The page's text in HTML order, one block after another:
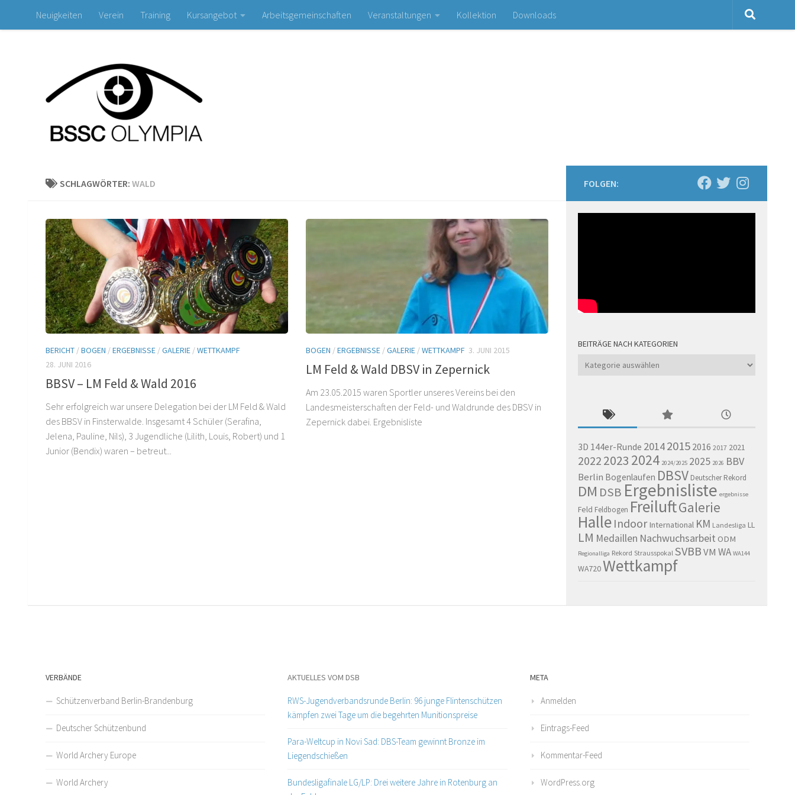
Zum Inhalt springen
Neuigkeiten Verein Training Kursangebot Arbeitsgemeinschaften Veranstaltungen Kollektion Downloads
SCHLAGWÖRTER: WALD
BERICHT /BOGEN /ERGEBNISSE /GALERIE /WETTKAMPF
28. JUNI 2016
BBSV – LM Feld & Wald 2016
Sehr erfolgreich war unsere Delegation bei der LM Feld & Wald
des BBSV in Finsterwalde. Insgesamt 4 Schüler (Serafina,
Jelena, Pauline, Nils), 3 Jugendliche (Lilith, Louis, Robert) und 1
Junior (Bendix) waren – betreut...
BOGEN /ERGEBNISSE /GALERIE /WETTKAMPF 3. JUNI 2015
LM Feld & Wald DBSV in Zepernick
Am 23.05.2015 waren Sportler unseres Vereins bei den
Landesmeisterschaften der Feld- und Waldrunde des DBSV in
Zepernick dabei. Ergebnisliste
FOLGEN:
BEITRÄGE NACH KATEGORIEN
Beiträge
3D 144er-Runde 20142015 2016 2017 2021
20222023 2024 2024/2025 2025 2026 BBV
Berlin Bogenlaufen DBSV Deutscher Rekord
DM DSB Ergebnisliste ergebnisse
Feld Feldbogen FreiluftGalerie
Halle Indoor International KM Landesliga LL
LM Medaillen Nachwuchsarbeit ODM
Regionalliga Rekord Strausspokal SVBBVM WA WA144
WA720Wettkampf
VERBÄNDE
Schützenverband Berlin-Brandenburg
Deutscher Schützenbund
World Archery Europe
World Archery
AKTUELLES VOM DSB
RWS-Jugendverbandsrunde Berlin: 96 junge Flintenschützen
kämpfen zwei Tage um die begehrten Munitionspreise
Para-Weltcup in Novi Sad: DBS-Team gewinnt Bronze im
Liegendschießen
Bundesligafinale LG/LP: Drei weitere Jahre in Rotenburg an
META
Anmelden
Eintrags-Feed
Kommentar-Feed
WordPress.org